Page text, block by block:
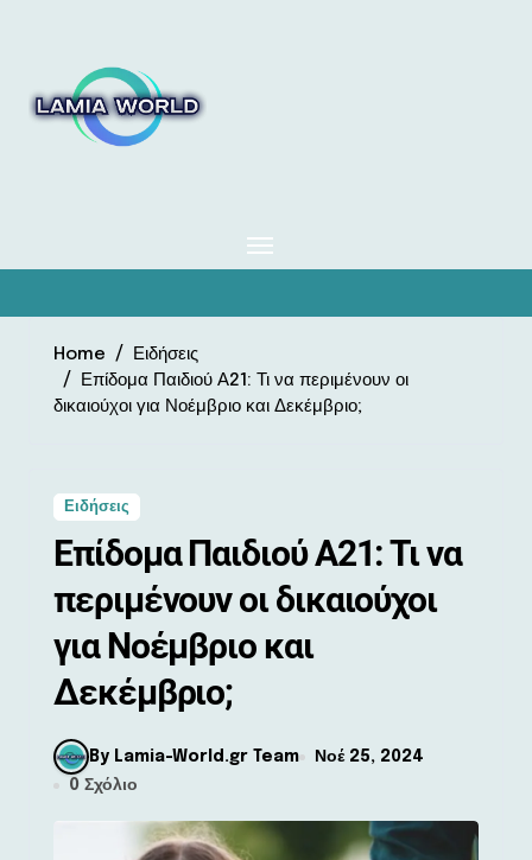
Home
Ειδήσεις
Επίδομα Παιδιού Α21: Τι να περιμένουν οι
δικαιούχοι για Νοέμβριο και Δεκέμβριο;
Ειδήσεις
Επίδομα Παιδιού Α21: Τι να
περιμένουν οι δικαιούχοι
για Νοέμβριο και
Δεκέμβριο;
By Lamia-World.gr Team
Νοέ 25, 2024
0 Σχόλιο